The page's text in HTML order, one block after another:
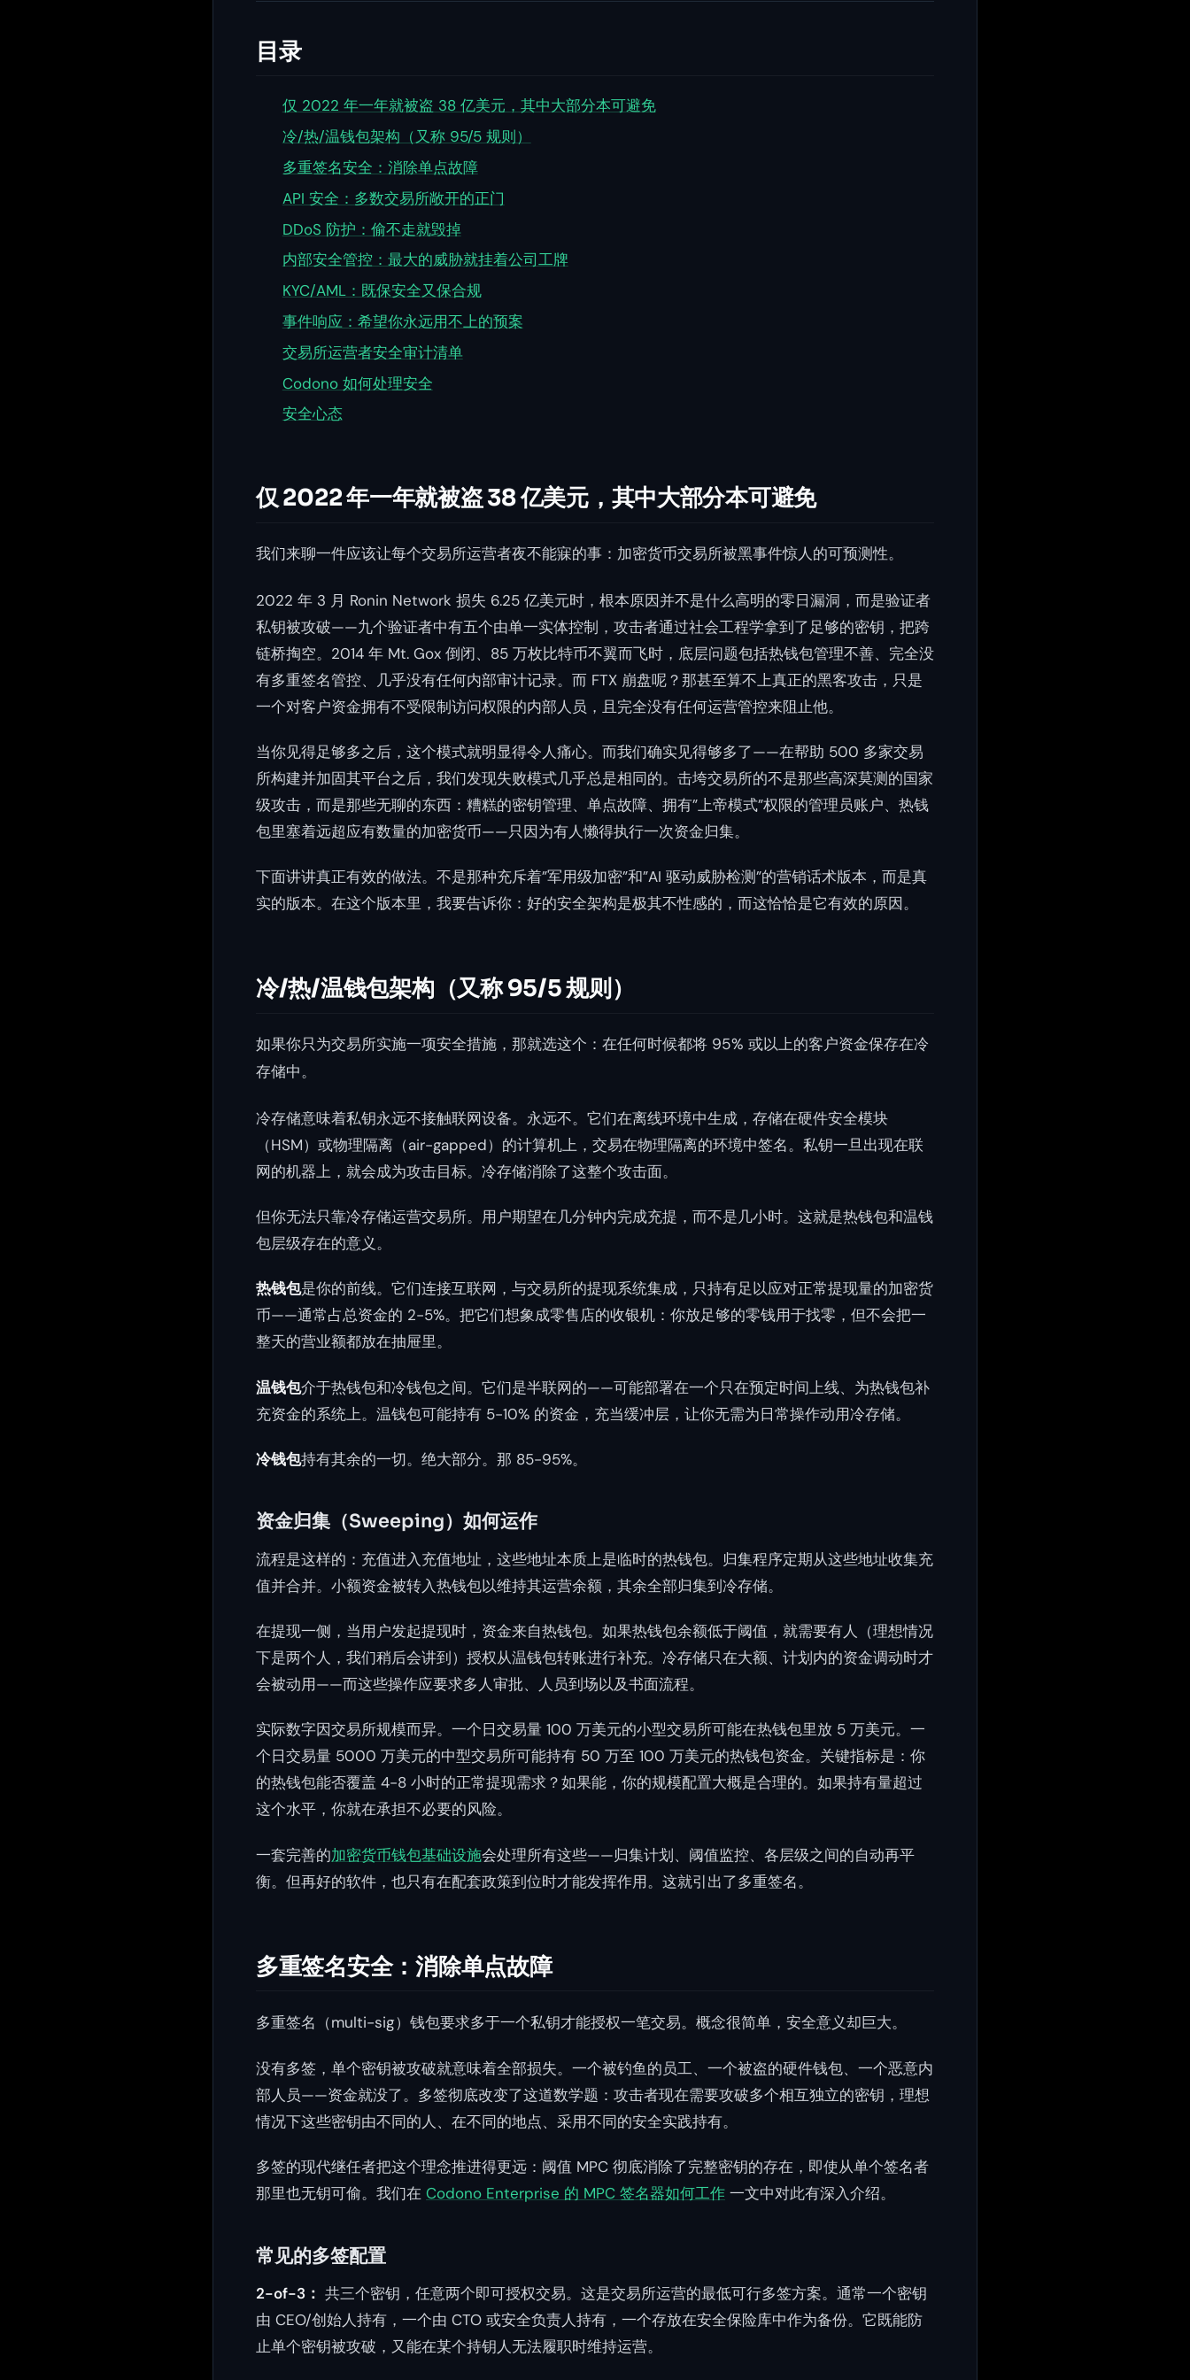
目录
仅 2022 年一年就被盗 38 亿美元，其中大部分本可避免
冷/热/温钱包架构（又称 95/5 规则）
多重签名安全：消除单点故障
API 安全：多数交易所敞开的正门
DDoS 防护：偷不走就毁掉
内部安全管控：最大的威胁就挂着公司工牌
KYC/AML：既保安全又保合规
事件响应：希望你永远用不上的预案
交易所运营者安全审计清单
Codono 如何处理安全
安全心态
仅 2022 年一年就被盗 38 亿美元，其中大部分本可避免
我们来聊一件应该让每个交易所运营者夜不能寐的事：加密货币交易所被黑事件惊人的可预测性。
2022 年 3 月 Ronin Network 损失 6.25 亿美元时，根本原因并不是什么高明的零日漏洞，而是验证者
私钥被攻破——九个验证者中有五个由单一实体控制，攻击者通过社会工程学拿到了足够的密钥，把跨
链桥掏空。2014 年 Mt. Gox 倒闭、85 万枚比特币不翼而飞时，底层问题包括热钱包管理不善、完全没
有多重签名管控、几乎没有任何内部审计记录。而 FTX 崩盘呢？那甚至算不上真正的黑客攻击，只是
一个对客户资金拥有不受限制访问权限的内部人员，且完全没有任何运营管控来阻止他。
当你见得足够多之后，这个模式就明显得令人痛心。而我们确实见得够多了——在帮助 500 多家交易
所构建并加固其平台之后，我们发现失败模式几乎总是相同的。击垮交易所的不是那些高深莫测的国家
级攻击，而是那些无聊的东西：糟糕的密钥管理、单点故障、拥有”上帝模式”权限的管理员账户、热钱
包里塞着远超应有数量的加密货币——只因为有人懒得执行一次资金归集。
下面讲讲真正有效的做法。不是那种充斥着”军用级加密”和”AI 驱动威胁检测”的营销话术版本，而是真
实的版本。在这个版本里，我要告诉你：好的安全架构是极其不性感的，而这恰恰是它有效的原因。
冷/热/温钱包架构（又称 95/5 规则）
如果你只为交易所实施一项安全措施，那就选这个：在任何时候都将 95% 或以上的客户资金保存在冷
存储中。
冷存储意味着私钥永远不接触联网设备。永远不。它们在离线环境中生成，存储在硬件安全模块
（HSM）或物理隔离（air-gapped）的计算机上，交易在物理隔离的环境中签名。私钥一旦出现在联
网的机器上，就会成为攻击目标。冷存储消除了这整个攻击面。
但你无法只靠冷存储运营交易所。用户期望在几分钟内完成充提，而不是几小时。这就是热钱包和温钱
包层级存在的意义。
热钱包是你的前线。它们连接互联网，与交易所的提现系统集成，只持有足以应对正常提现量的加密货
币——通常占总资金的 2-5%。把它们想象成零售店的收银机：你放足够的零钱用于找零，但不会把一
整天的营业额都放在抽屉里。
温钱包介于热钱包和冷钱包之间。它们是半联网的——可能部署在一个只在预定时间上线、为热钱包补
充资金的系统上。温钱包可能持有 5-10% 的资金，充当缓冲层，让你无需为日常操作动用冷存储。
冷钱包持有其余的一切。绝大部分。那 85-95%。
资金归集（Sweeping）如何运作
流程是这样的：充值进入充值地址，这些地址本质上是临时的热钱包。归集程序定期从这些地址收集充
值并合并。小额资金被转入热钱包以维持其运营余额，其余全部归集到冷存储。
在提现一侧，当用户发起提现时，资金来自热钱包。如果热钱包余额低于阈值，就需要有人（理想情况
下是两个人，我们稍后会讲到）授权从温钱包转账进行补充。冷存储只在大额、计划内的资金调动时才
会被动用——而这些操作应要求多人审批、人员到场以及书面流程。
实际数字因交易所规模而异。一个日交易量 100 万美元的小型交易所可能在热钱包里放 5 万美元。一
个日交易量 5000 万美元的中型交易所可能持有 50 万至 100 万美元的热钱包资金。关键指标是：你
的热钱包能否覆盖 4-8 小时的正常提现需求？如果能，你的规模配置大概是合理的。如果持有量超过
这个水平，你就在承担不必要的风险。
一套完善的加密货币钱包基础设施会处理所有这些——归集计划、阈值监控、各层级之间的自动再平
衡。但再好的软件，也只有在配套政策到位时才能发挥作用。这就引出了多重签名。
多重签名安全：消除单点故障
多重签名（multi-sig）钱包要求多于一个私钥才能授权一笔交易。概念很简单，安全意义却巨大。
没有多签，单个密钥被攻破就意味着全部损失。一个被钓鱼的员工、一个被盗的硬件钱包、一个恶意内
部人员——资金就没了。多签彻底改变了这道数学题：攻击者现在需要攻破多个相互独立的密钥，理想
情况下这些密钥由不同的人、在不同的地点、采用不同的安全实践持有。
多签的现代继任者把这个理念推进得更远：阈值 MPC 彻底消除了完整密钥的存在，即使从单个签名者
那里也无钥可偷。我们在 Codono Enterprise 的 MPC 签名器如何工作 一文中对此有深入介绍。
常见的多签配置
2-of-3： 共三个密钥，任意两个即可授权交易。这是交易所运营的最低可行多签方案。通常一个密钥
由 CEO/创始人持有，一个由 CTO 或安全负责人持有，一个存放在安全保险库中作为备份。它既能防
止单个密钥被攻破，又能在某个持钥人无法履职时维持运营。